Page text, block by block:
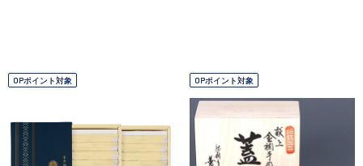
OPポイント対象 OPポイント対象